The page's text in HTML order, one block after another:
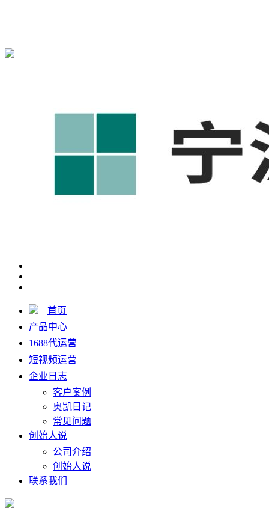
首页
产品中心
1688代运营
短视频运营
企业日志
客户案例
奥凯日记
常见问题
创始人说
公司介绍
创始人说
联系我们